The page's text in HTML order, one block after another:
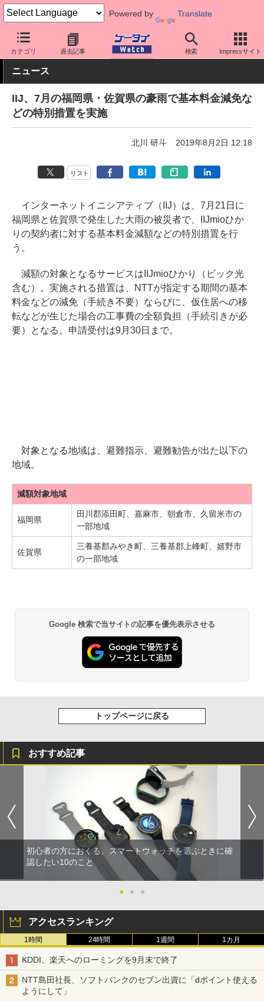
Powered by Translate
カテゴリ 過去記事 検索 Impressサイト
ケータイ Watch 格安スマホ/格安SIM 格安SIM/MVNO IIJ
ニュース
IIJ、7月の福岡県・佐賀県の豪雨で基本料金減免な
どの特別措置を実施
北川 研斗 2019年8月2日 12:18
リスト
インターネットイニシアティブ（IIJ）は、7月21日に
福岡県と佐賀県で発生した大雨の被災者で、IIJmioひか
りの契約者に対する基本料金減額などの特別措置を行
う。
減額の対象となるサービスはIIJmioひかり（ビック光
含む）。実施される措置は、NTTが指定する期間の基本
料金などの減免（手続き不要）ならびに、仮住居への移
転などが生じた場合の工事費の全額負担（手続引きが必
要）となる。申請受付は9月30日まで。
対象となる地域は、避難指示、避難勧告が出た以下の
地域。
減額対象地域
福岡県
田川郡添田町、嘉麻市、朝倉市、久留米市の
一部地域
佐賀県
三養基郡みやき町、三養基郡上峰町、嬉野市
の一部地域
Google 検索で当サイトの記事を優先表示させる
トップページに戻る
おすすめ記事
初心者の方におくる、スマートウォッチを選ぶときに確
認したい10のこと
● ● ●
アクセスランキング
1時間 24時間 1週間 1カ月
KDDI、楽天へのローミングを9月末で終了
NTT島田社長、ソフトバンクのセブン出資に「dポイント使える
ようにして」